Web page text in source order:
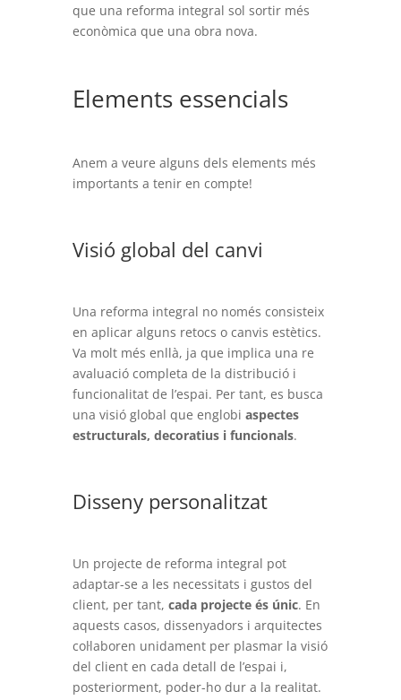
que una reforma integral sol sortir més
econòmica que una obra nova.
Elements essencials
Anem a veure alguns dels elements més
importants a tenir en compte!
Visió global del canvi
Una reforma integral no només consisteix
en aplicar alguns retocs o canvis estètics.
Va molt més enllà, ja que implica una re
avaluació completa de la distribució i
funcionalitat de l’espai. Per tant, es busca
una visió global que englobi aspectes
estructurals, decoratius i funcionals.
Disseny personalitzat
Un projecte de reforma integral pot
adaptar-se a les necessitats i gustos del
client, per tant, cada projecte és únic. En
aquests casos, dissenyadors i arquitectes
col·laboren unidament per plasmar la visió
del client en cada detall de l’espai i,
posteriorment, poder-ho dur a la realitat.